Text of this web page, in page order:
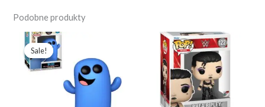
Podobne produkty
Sale!
Sale!
Pierwotna
cena
wynosiła:
81,19 zł.
wynosi:
57,99 zł.